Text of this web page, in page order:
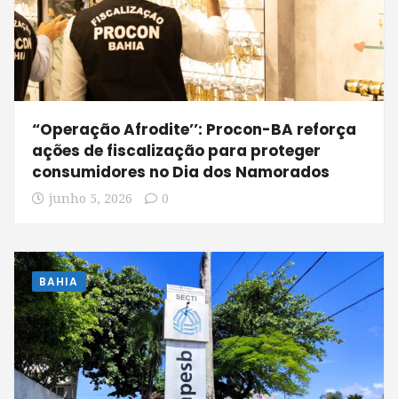
“Operação Afrodite’’: Procon-BA reforça
ações de fiscalização para proteger
consumidores no Dia dos Namorados
junho 5, 2026 0
BAHIA